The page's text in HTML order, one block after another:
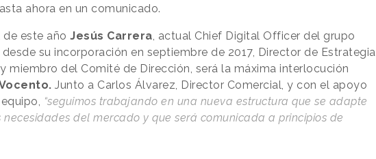
ahora en un comunicado.
de este año Jesús Carrera, actual Chief Digital Officer del grupo
su incorporación en septiembre de 2017, Director de Estrategia
miembro del Comité de Dirección, será la máxima interlocución
Junto a Carlos Álvarez, Director Comercial, y con el apoyo
“seguimos trabajando en una nueva estructura que se adapte
del mercado y que será comunicada a principios de